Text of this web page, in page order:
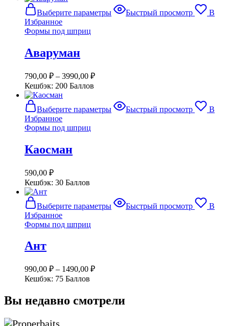
Выберите параметры
Этот
товарБыстрый просмотр
В
Избранное
Формы под шприц
Аваруман
790,00 ₽ – 3990,00 ₽
Кешбэк: 200 Баллов
Выберите параметры
Этот
товарБыстрый просмотр
В
Избранное
Формы под шприц
Каосман
590,00 ₽
Кешбэк: 30 Баллов
Выберите параметры
Этот
товарБыстрый просмотр
В
Избранное
Формы под шприц
Ант
990,00 ₽ – 1490,00 ₽
Кешбэк: 75 Баллов
Вы недавно смотрели